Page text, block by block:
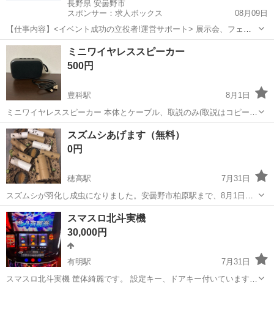
長野県 安曇野市
スポンサー：求人ボックス
08月09日
【仕事内容】<イベント成功の立役者!運営サポート> 展示会、フェ
ス、スポーツ大会など、様々なイベント会場で来場者が快適に過ごせ
るようサポートするお仕事です。 <働きやすいポイント> ・土日のみ
OK!学生さんや社会人の副業にピッタリ...
アルバイト・パート
ミニワイヤレススピーカー
500円
豊科駅
8月1日
ミニワイヤレススピーカー 本体とケーブル、取説のみ(取説はコピーし
た物です) 受け渡しはベイシア堀金店駐車場にてお願い致します。 8月
2日(日)終日 8月3日(月)終日 8月7日(金)終日 受け渡し可能です。 ご希
望の合...
長野 安曇野市 豊科駅 その他
スズムシあげます（無料）
0円
穂高駅
7月31日
スズムシが羽化し成虫になりました。安曇野市柏原駅まで、8月1日〜
11日に取りに来てくる方を優先します。 爬虫類の餌にされる方は厳禁
です。優しく飼育される方にお分けいたします。虫かごお持ちくださ
い。200匹ほどいます。欲しい分...
長野 安曇野市 穂高駅 その他
スマスロ北斗実機
30,000円
有明駅
7月31日
スマスロ北斗実機 筐体綺麗です。 設定キー、ドアキー付いていますし